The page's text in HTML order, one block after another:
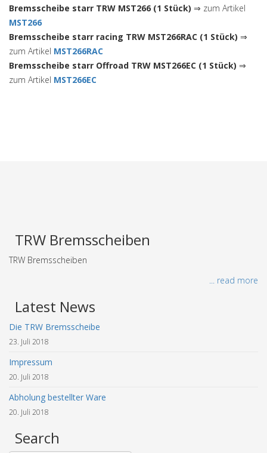
Bremsscheibe starr TRW MST266 (1 Stück) ⇒ zum Artikel
MST266
Bremsscheibe starr racing TRW MST266RAC (1 Stück) ⇒
zum Artikel MST266RAC
Bremsscheibe starr Offroad TRW MST266EC (1 Stück) ⇒
zum Artikel MST266EC
TRW Bremsscheiben
TRW Bremsscheiben
... read more
Latest News
Die TRW Bremsscheibe
23. Juli 2018
Impressum
20. Juli 2018
Abholung bestellter Ware
20. Juli 2018
Search